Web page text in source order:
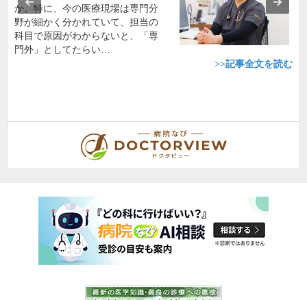
か。特に、今の医療現場は専門分
野が細かく分かれていて、担当の
科目で原因がわからないと、「専
門外」としてたらい…
>>記事全文を読む